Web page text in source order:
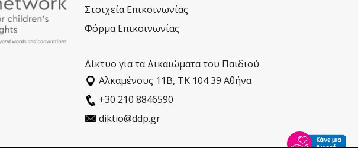
Στοιχεία Επικοινωνίας
Φόρμα Επικοινωνίας
Δίκτυο για τα Δικαιώματα του Παιδιού
Αλκαµένους 11Β, ΤΚ 104 39 Αθήνα
+30 210 8846590
diktio@ddp.gr